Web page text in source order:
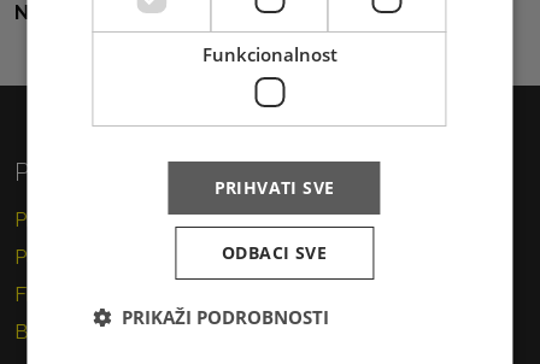
Natrag na sve vijesti
Privatni korisnici
Pismo
Paket
Financijske usluge
Brzojav
Funkcionalnost
PRIHVATI SVE
ODBACI SVE
PRIKAŽI PODROBNOSTI